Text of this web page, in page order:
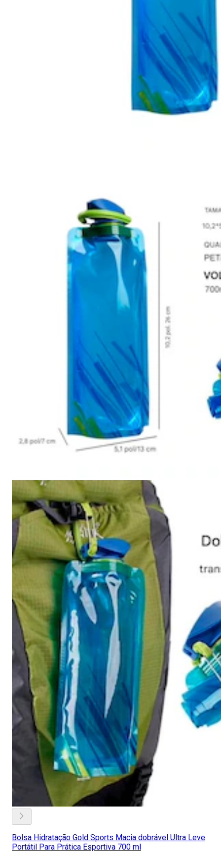
Bolsa Hidratação Gold Sports Macia dobrável Ultra Leve
Portátil Para Prática Esportiva 700 ml